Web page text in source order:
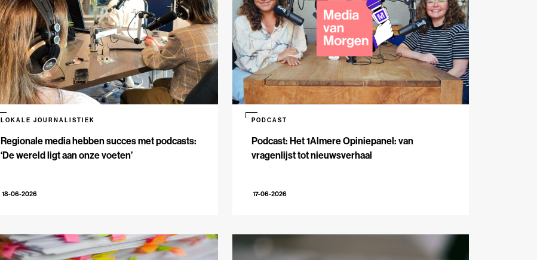
Regionale media hebben succes met podcasts:
‘De wereld ligt aan onze voeten’
LOKALE JOURNALISTIEK
18-06-2026
Podcast: Het 1Almere Opiniepanel: van
vragenlijst tot nieuwsverhaal
PODCAST
17-06-2026